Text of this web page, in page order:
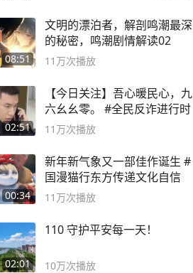
08:51
文明的漂泊者，解剖鸣潮最深
的秘密，鸣潮剧情解读02
11万次播放
02:51
【今日关注】吾心暖民心，九
六幺幺零。 #全民反诈进行时
11万次播放
00:34
新年新气象又一部佳作诞生 #
国漫猫行东方传递文化自信
11万次播放
02:01
110 守护平安每一天！
10万次播放